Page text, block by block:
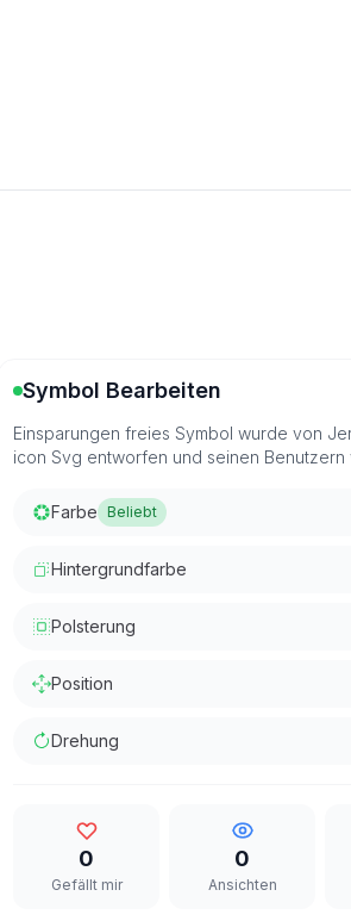
Symbol Bearbeiten
Einsparungen freies Symbol wurde von
icon Svg entworfen und seinen
Farbe Beliebt
Hintergrundfarbe
Polsterung
Position
Drehung
0
Gefällt mir
0
Ansichten